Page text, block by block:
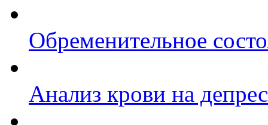
Обременительное
Анализ крови на